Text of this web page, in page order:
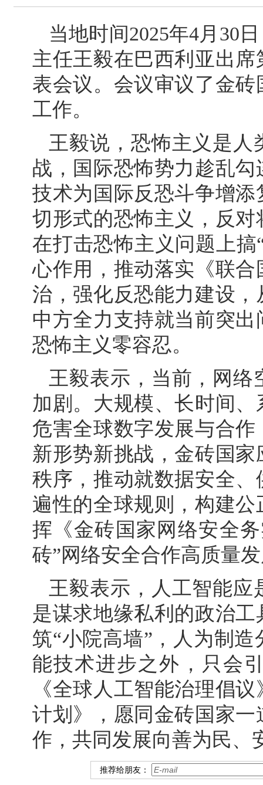
当地时间2025年4月30
主任王毅在巴西利亚出
表会议。会议审议了金
工作。
王毅说，恐怖主义是
战，国际恐怖势力趁乱
技术为国际反恐斗争增
切形式的恐怖主义，反
在打击恐怖主义问题上
心作用，推动落实《联
治，强化反恐能力建设
中方全力支持就当前突
恐怖主义零容忍。
王毅表示，当前，网
加剧。大规模、长时间
危害全球数字发展与合
新形势新挑战，金砖国
秩序，推动就数据安全
遍性的全球规则，构建
挥《金砖国家网络安全
砖”网络安全合作高质量
王毅表示，人工智能
是谋求地缘私利的政治
筑“小院高墙”，人为制
能技术进步之外，只会
《全球人工智能治理倡
计划》，愿同金砖国家
作，共同发展向善为民、
推荐给朋友：